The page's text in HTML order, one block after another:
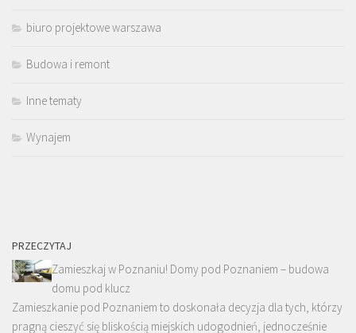
biuro projektowe warszawa
Budowa i remont
Inne tematy
Wynajem
PRZECZYTAJ
Zamieszkaj w Poznaniu! Domy pod Poznaniem – budowa
domu pod klucz
Zamieszkanie pod Poznaniem to doskonała decyzja dla tych, którzy
pragną cieszyć się bliskością miejskich udogodnień, jednocześnie